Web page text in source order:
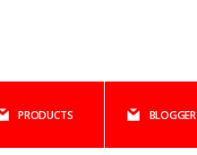
PRODUCTS BLOGGER